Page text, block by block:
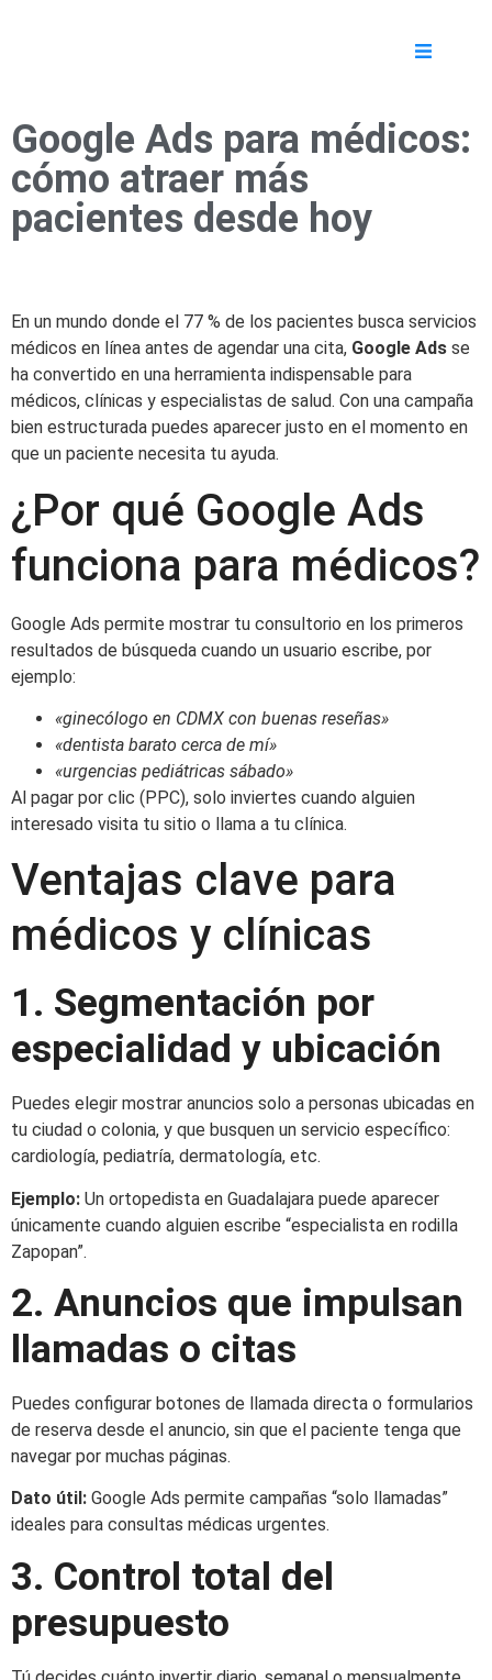
Google Ads para médicos:
cómo atraer más
pacientes desde hoy
En un mundo donde el 77 % de los pacientes busca servicios
médicos en línea antes de agendar una cita, Google Ads se
ha convertido en una herramienta indispensable para
médicos, clínicas y especialistas de salud. Con una campaña
bien estructurada puedes aparecer justo en el momento en
que un paciente necesita tu ayuda.
¿Por qué Google Ads
funciona para médicos?
Google Ads permite mostrar tu consultorio en los primeros
resultados de búsqueda cuando un usuario escribe, por
ejemplo:
«ginecólogo en CDMX con buenas reseñas»
«dentista barato cerca de mí»
«urgencias pediátricas sábado»
Al pagar por clic (PPC), solo inviertes cuando alguien
interesado visita tu sitio o llama a tu clínica.
Ventajas clave para
médicos y clínicas
1. Segmentación por
especialidad y ubicación
Puedes elegir mostrar anuncios solo a personas ubicadas en
tu ciudad o colonia, y que busquen un servicio específico:
cardiología, pediatría, dermatología, etc.
Ejemplo: Un ortopedista en Guadalajara puede aparecer
únicamente cuando alguien escribe “especialista en rodilla
Zapopan”.
2. Anuncios que impulsan
llamadas o citas
Puedes configurar botones de llamada directa o formularios
de reserva desde el anuncio, sin que el paciente tenga que
navegar por muchas páginas.
Dato útil: Google Ads permite campañas “solo llamadas”
ideales para consultas médicas urgentes.
3. Control total del
presupuesto